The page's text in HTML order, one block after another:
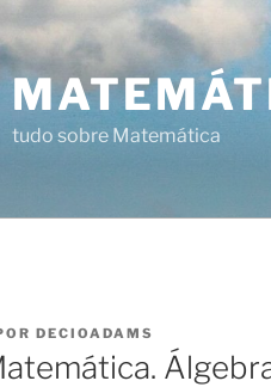
tudo sobre Matemática
DECIOADAMS